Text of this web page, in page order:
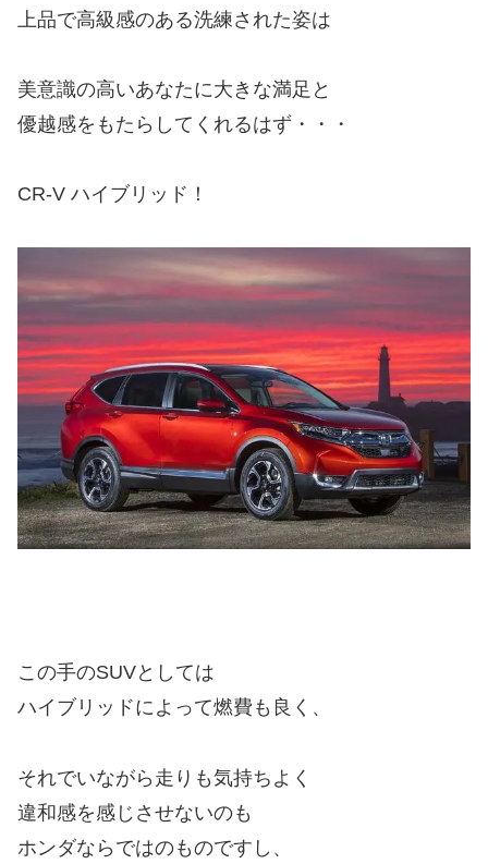
上品で高級感のある洗練された姿は
美意識の高いあなたに大きな満足と
優越感をもたらしてくれるはず・・・
CR-V ハイブリッド！
この手のSUVとしては
ハイブリッドによって燃費も良く、
それでいながら走りも気持ちよく
違和感を感じさせないのも
ホンダならではのものですし、